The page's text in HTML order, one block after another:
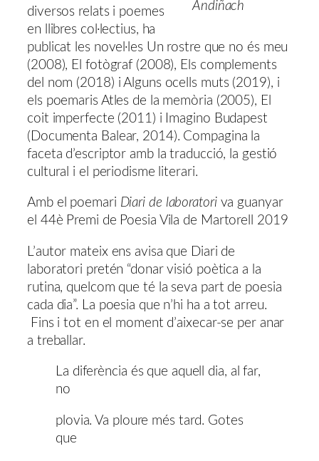
Andiñach
diversos relats i poemes
en llibres col·lectius, ha
publicat les novel·les Un rostre que no és meu
(2008), El fotògraf (2008), Els complements
del nom (2018) i Alguns ocells muts (2019), i
els poemaris Atles de la memòria (2005), El
coit imperfecte (2011) i Imagino Budapest
(Documenta Balear, 2014). Compagina la
faceta d’escriptor amb la traducció, la gestió
cultural i el periodisme literari.
Amb el poemari Diari de laboratori va guanyar
el 44è Premi de Poesia Vila de Martorell 2019
L’autor mateix ens avisa que Diari de
laboratori pretén “donar visió poètica a la
rutina, quelcom que té la seva part de poesia
cada dia”. La poesia que n’hi ha a tot arreu.
Fins i tot en el moment d’aixecar-se per anar
a treballar.
La diferència és que aquell dia, al far,
no
plovia. Va ploure més tard. Gotes
que